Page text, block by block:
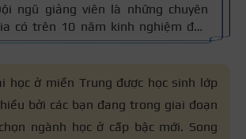
ngũ giảng viên là những chuyên
có trên 10 năm kinh nghiệm đào
nghề và kiến thức thẩm mỹ
mi, trang điểm, tóc. Nội dung bài
viết được xây dựng dựa trên giáo trình
tạo và kinh nghiệm giảng dạy
thực tế, đồng thời được cập nhật
học ở miền Trung được học sinh lớp
bởi các bạn đang trong giai đoạn
ngành học ở cấp bậc mới. Song